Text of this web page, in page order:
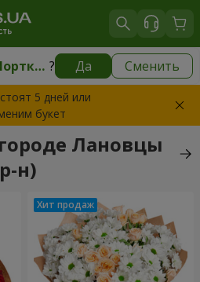
Лановцы (Чортковский р-н) ? Да Сменить
р-н) 1435 грн
5 дней или
букет
Лановцы
н)